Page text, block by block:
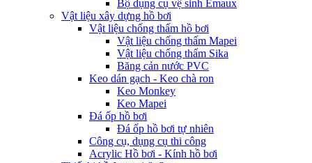
Bộ dụng cụ vệ sinh Emaux
Vật liệu xây dựng hồ bơi
Vật liệu chống thấm hồ bơi
Vật liệu chống thấm Mapei
Vật liệu chống thấm Sika
Băng cản nước PVC
Keo dán gạch - Keo chà ron
Keo Monkey
Keo Mapei
Đá ốp hồ bơi
Đá ốp hồ bơi tự nhiên
Công cụ, dụng cụ thi công
Acrylic Hồ bơi - Kính hồ bơi